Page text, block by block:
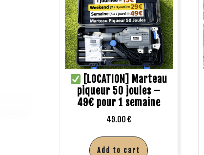
[LOCATION] Marteau
piqueur 50 joules –
49€ pour 1 semaine
49.00 €
Add to cart